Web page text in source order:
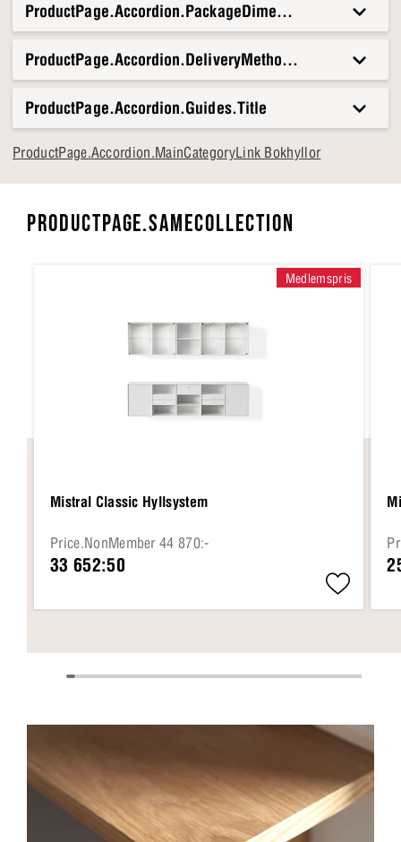
ProductPage.Accordion.DeliveryMethods.Title
ProductPage.Accordion.Guides.Title
ProductPage.Accordion.MainCategoryLink Bokhyllor
PRODUCTPAGE.SAMECOLLECTION
Medlemspris
Mistral Classic Hyllsystem
Price.NonMember 44 870:-
33 652:50